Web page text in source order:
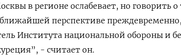
в регионе ослабевает, но говорить
перспективе
Института национальной обороны и
- считает он.